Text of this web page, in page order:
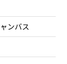
ンバス